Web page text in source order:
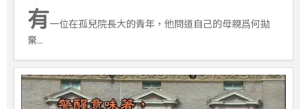
有一位在孤兒院長大的青年，他問道自己的母親爲何拋
棄...